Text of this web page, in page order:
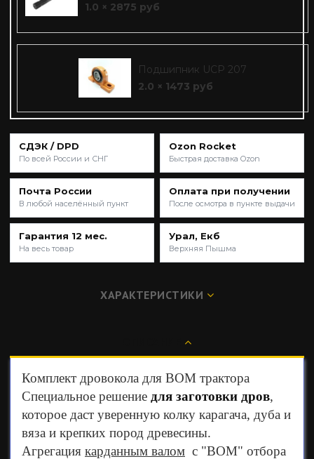
1.0 × 2875 руб
Подшипник UCP 207
2.0 × 1473 руб
СДЭК / DPD
По всей России и СНГ
Ozon Rocket
Быстрая доставка Ozon
Почта России
В любой населённый пункт
Оплата при получении
После осмотра в пункте выдачи
Гарантия 12 мес.
На весь товар
Урал, Екб
Верхняя Пышма
ХАРАКТЕРИСТИКИ
Комплект дровокола для ВОМ трактора
Специальное решение для заготовки дров,
которое даст уверенную колку карагача, дуба и
вяза и крепких пород древесины.
Агрегация карданным валом с "ВОМ" отбора